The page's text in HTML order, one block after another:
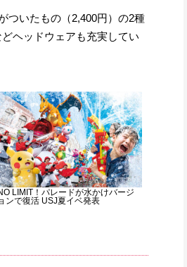
ついたもの（2,400円）の2種
ヘッドウェアも充実してい
LIMIT！パレードが水かけバージ
ョンで復活 USJ夏イベ発表